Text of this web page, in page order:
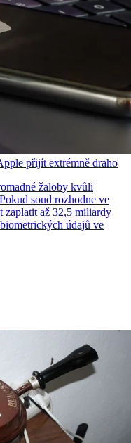
přijít extrémně draho
žaloby kvůli
soud rozhodne ve
zaplatit až 32,5 miliardy
údajů ve